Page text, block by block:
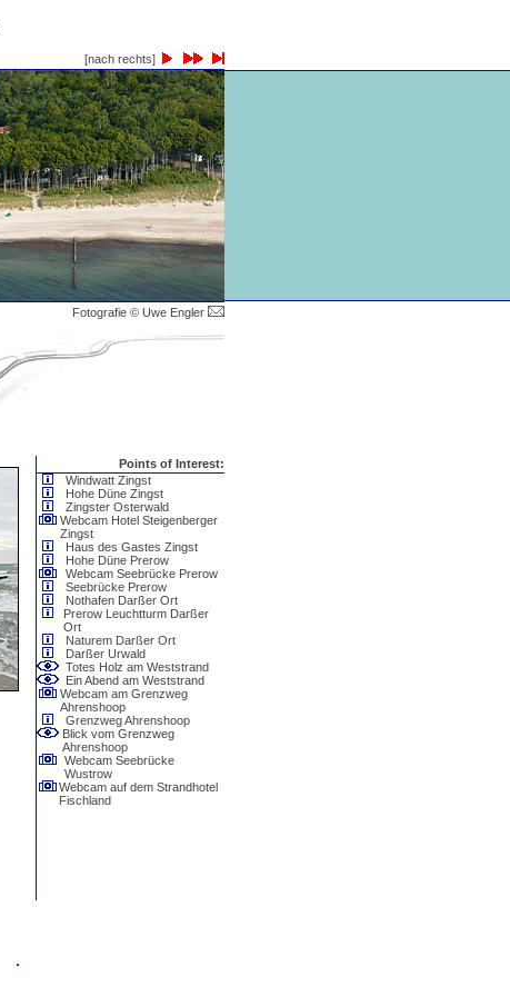
[nach rechts]
Fotografie © Uwe Engler
Points of Interest:
Windwatt Zingst
Hohe Düne Zingst
Zingster Osterwald
Webcam Hotel Steigenberger
Zingst
Haus des Gastes Zingst
Hohe Düne Prerow
Webcam Seebrücke Prerow
Seebrücke Prerow
Nothafen Darßer Ort
Prerow Leuchtturm Darßer
Ort
Naturem Darßer Ort
Darßer Urwald
Totes Holz am Weststrand
Ein Abend am Weststrand
Webcam am Grenzweg
Ahrenshoop
Grenzweg Ahrenshoop
Blick vom Grenzweg
Ahrenshoop
Webcam Seebrücke
Wustrow
Webcam auf dem Strandhotel
Fischland